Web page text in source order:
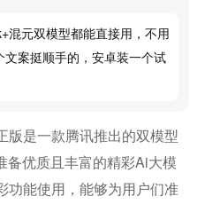
混元双模型都能直接用，不用
案挺顺手的，安卓装一个试
版是一款腾讯推出的双模型
备优质且丰富的精彩ai大模
功能使用，能够为用户们准